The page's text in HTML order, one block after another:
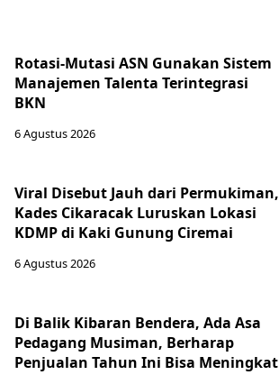
Rotasi-Mutasi ASN Gunakan Sistem
Manajemen Talenta Terintegrasi
BKN
6 Agustus 2026
Viral Disebut Jauh dari Permukiman,
Kades Cikaracak Luruskan Lokasi
KDMP di Kaki Gunung Ciremai
6 Agustus 2026
Di Balik Kibaran Bendera, Ada Asa
Pedagang Musiman, Berharap
Penjualan Tahun Ini Bisa Meningkat